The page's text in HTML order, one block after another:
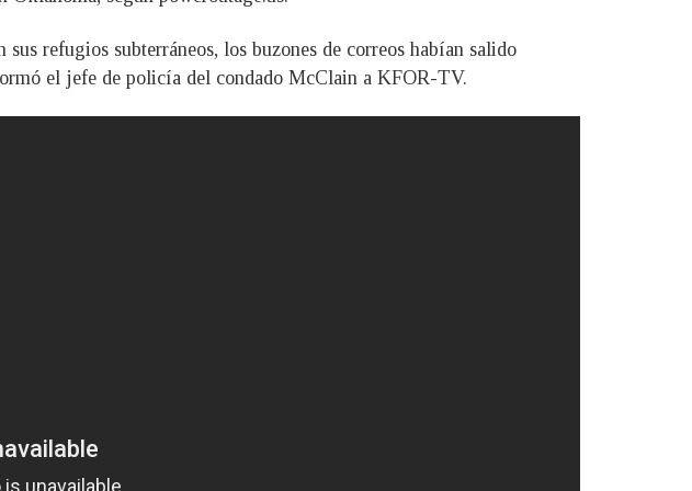
refugios subterráneos, los buzones de correos habían salido
el jefe de policía del condado McClain a KFOR-TV.